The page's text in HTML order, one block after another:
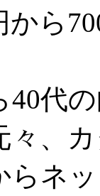
から
40代
々、
らネ